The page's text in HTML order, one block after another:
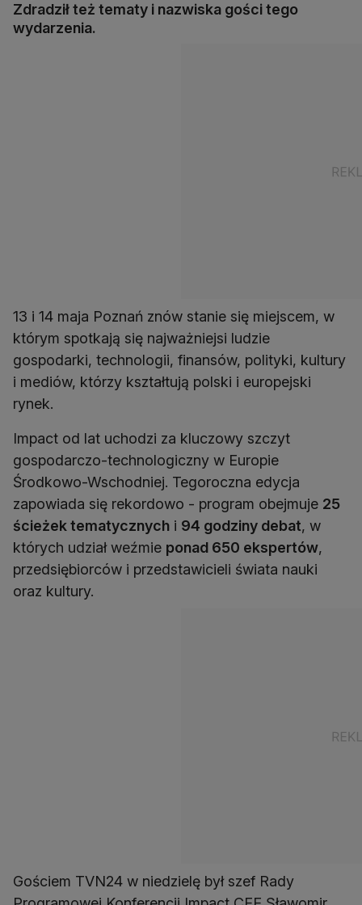
Zdradził też tematy i nazwiska gości tego
wydarzenia.
13 i 14 maja Poznań znów stanie się miejscem, w
którym spotkają się najważniejsi ludzie
gospodarki, technologii, finansów, polityki, kultury
i mediów, którzy kształtują polski i europejski
rynek.
Impact od lat uchodzi za kluczowy szczyt
gospodarczo-technologiczny w Europie
Środkowo-Wschodniej. Tegoroczna edycja
zapowiada się rekordowo - program obejmuje 25
ścieżek tematycznych i 94 godziny debat, w
których udział weźmie ponad 650 ekspertów,
przedsiębiorców i przedstawicieli świata nauki
oraz kultury.
Gościem TVN24 w niedzielę był szef Rady